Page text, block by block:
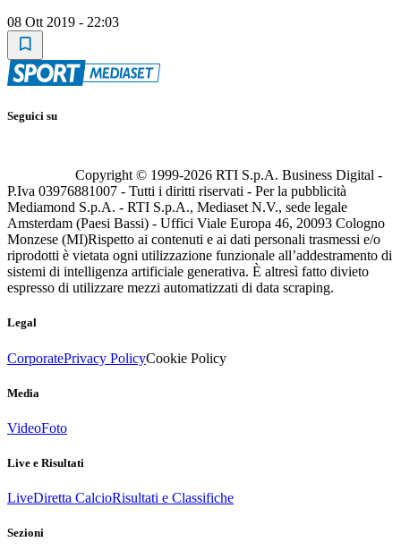
08 Ott 2019 - 22:03
Seguici su
Copyright © 1999-2026 RTI S.p.A. Business Digital -
P.Iva 03976881007 - Tutti i diritti riservati - Per la pubblicità
Mediamond S.p.A. - RTI S.p.A., Mediaset N.V., sede legale
Amsterdam (Paesi Bassi) - Uffici Viale Europa 46, 20093 Cologno
Monzese (MI)Rispetto ai contenuti e ai dati personali trasmessi e/o
riprodotti è vietata ogni utilizzazione funzionale all’addestramento di
sistemi di intelligenza artificiale generativa. È altresì fatto divieto
espresso di utilizzare mezzi automatizzati di data scraping.
Legal
CorporatePrivacy PolicyCookie Policy
Media
VideoFoto
Live e Risultati
LiveDiretta CalcioRisultati e Classifiche
Sezioni